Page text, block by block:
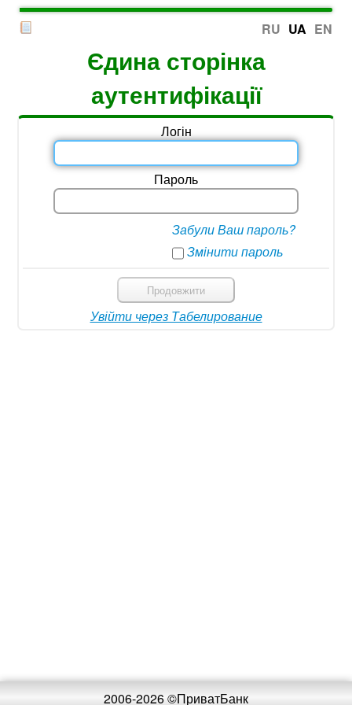
RU UA EN
Єдина сторінка
аутентифікації
Логін
Пароль
Забули Ваш пароль?
Змінити пароль
Продовжити
Увійти через Табелирование
2006-2026 ©ПриватБанк